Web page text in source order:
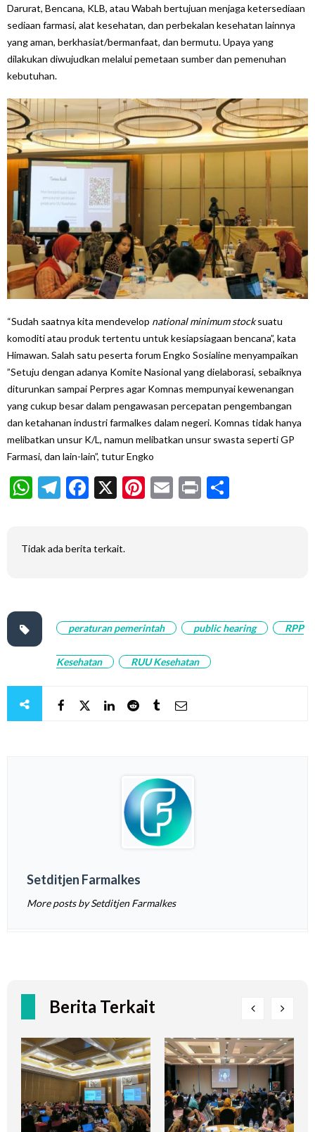
Darurat, Bencana, KLB, atau Wabah bertujuan menjaga ketersediaan
sediaan farmasi, alat kesehatan, dan perbekalan kesehatan lainnya
yang aman, berkhasiat/bermanfaat, dan bermutu. Upaya yang
dilakukan diwujudkan melalui pemetaan sumber dan pemenuhan
kebutuhan.
“Sudah saatnya kita mendevelop national minimum stocksuatu
komoditi atau produk tertentu untuk kesiapsiagaan bencana”, kata
Himawan. Salah satu peserta forum Engko Sosialine menyampaikan
”Setuju dengan adanya Komite Nasional yang dielaborasi, sebaiknya
diturunkan sampai Perpres agar Komnas mempunyai kewenangan
yang cukup besar dalam pengawasan percepatan pengembangan
dan ketahanan industri farmalkes dalam negeri. Komnas tidak hanya
melibatkan unsur K/L, namun melibatkan unsur swasta seperti GP
Farmasi, dan lain-lain”, tutur Engko
WhatsApp
Telegram
Facebook
X Pinterest
Email
Print
Tidak ada berita terkait.
peraturan pemerintah public hearing RPP
Kesehatan RUU Kesehatan
Setditjen Farmalkes
More posts by Setditjen Farmalkes
Berita Terkait